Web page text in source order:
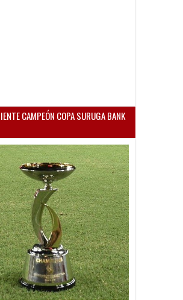
CAMPEÓN COPA SURUGA BANK